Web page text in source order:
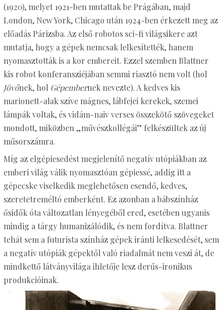
(1920), melyet 1921-ben mutattak be Prágában, majd
London, New York, Chicago után 1924-ben érkezett meg az
előadás Párizsba. Az első robotos sci-fi világsikere azt
mutatja, hogy a gépek nemcsak lelkesítették, hanem
nyomasztották is a kor embereit. Ezzel szemben Blattner
kis robot konferansziéjában semmi riasztó nem volt (hol
Jövőnek, hol Gépembernek nevezte). A kedves kis
marionett-alak szíve mágnes, lábfejei kerekek, szemei
lámpák voltak, és vidám-naiv verses összekötő szövegeket
mondott, miközben „művészkollégái” felkészültek az új
műsorszámra.
Míg az elgépiesedést megjelenítő negatív utópiákban az
emberi világ válik nyomasztóan gépiessé, addig itt a
gépecske viselkedik meglehetősen esendő, kedves,
szeretetreméltó emberként. Ez azonban a bábszínház
ősidők óta változatlan lényegéből ered, esetében ugyanis
mindig a tárgy humanizálódik, és nem fordítva. Blattner
tehát sem a futurista színház gépek iránti lelkesedését, sem
a negatív utópiák gépektől való riadalmát nem veszi át, de
mindkettő látványvilága ihletője lesz derűs-ironikus
produkcióinak.